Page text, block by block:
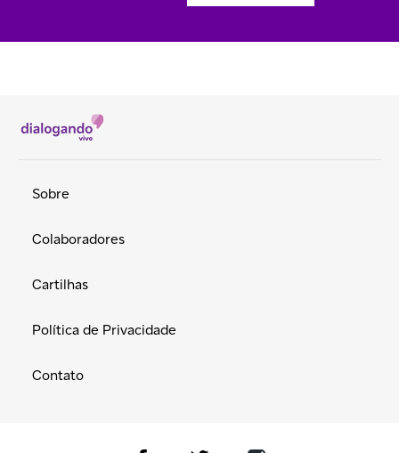
Sobre
Colaboradores
Cartilhas
Política de Privacidade
Contato